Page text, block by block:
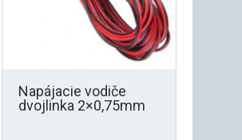
Napájacie vodiče
dvojlinka 2×0,75mm